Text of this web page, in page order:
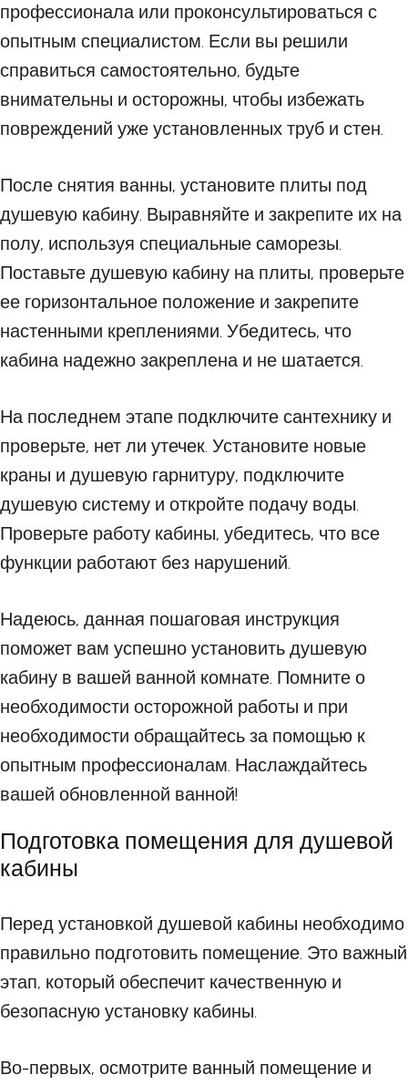
профессионала или проконсультироваться с
опытным специалистом. Если вы решили
справиться самостоятельно, будьте
внимательны и осторожны, чтобы избежать
повреждений уже установленных труб и стен.
После снятия ванны, установите плиты под
душевую кабину. Выравняйте и закрепите их на
полу, используя специальные саморезы.
Поставьте душевую кабину на плиты, проверьте
ее горизонтальное положение и закрепите
настенными креплениями. Убедитесь, что
кабина надежно закреплена и не шатается.
На последнем этапе подключите сантехнику и
проверьте, нет ли утечек. Установите новые
краны и душевую гарнитуру, подключите
душевую систему и откройте подачу воды.
Проверьте работу кабины, убедитесь, что все
функции работают без нарушений.
Надеюсь, данная пошаговая инструкция
поможет вам успешно установить душевую
кабину в вашей ванной комнате. Помните о
необходимости осторожной работы и при
необходимости обращайтесь за помощью к
опытным профессионалам. Наслаждайтесь
вашей обновленной ванной!
Подготовка помещения для душевой
кабины
Перед установкой душевой кабины необходимо
правильно подготовить помещение. Это важный
этап, который обеспечит качественную и
безопасную установку кабины.
Во-первых, осмотрите ванный помещение и